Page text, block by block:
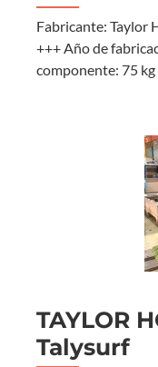
Fabricante: Taylor
+++ Año de
componente: 75 kg
TAYLOR
Talysurf